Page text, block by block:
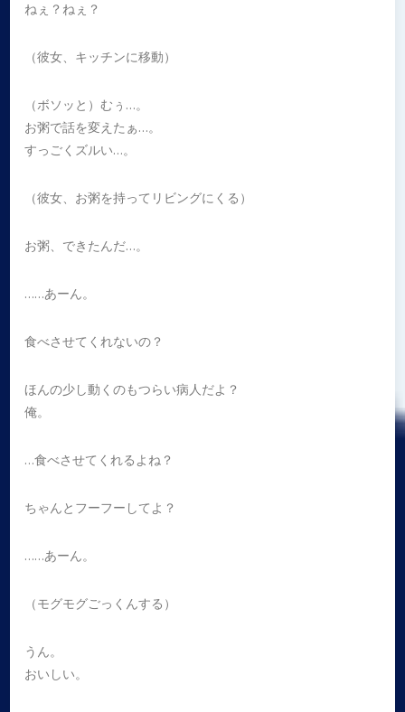
ねぇ？ねぇ？
（彼女、キッチンに移動）
（ボソッと）むぅ…。
お粥で話を変えたぁ…。
すっごくズルい…。
（彼女、お粥を持ってリビングにくる）
お粥、できたんだ…。
……あーん。
食べさせてくれないの？
ほんの少し動くのもつらい病人だよ？
俺。
…食べさせてくれるよね？
ちゃんとフーフーしてよ？
……あーん。
（モグモグごっくんする）
うん。
おいしい。